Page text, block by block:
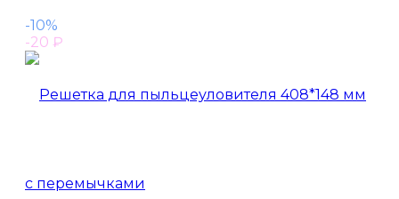
-10%
-20 ₽